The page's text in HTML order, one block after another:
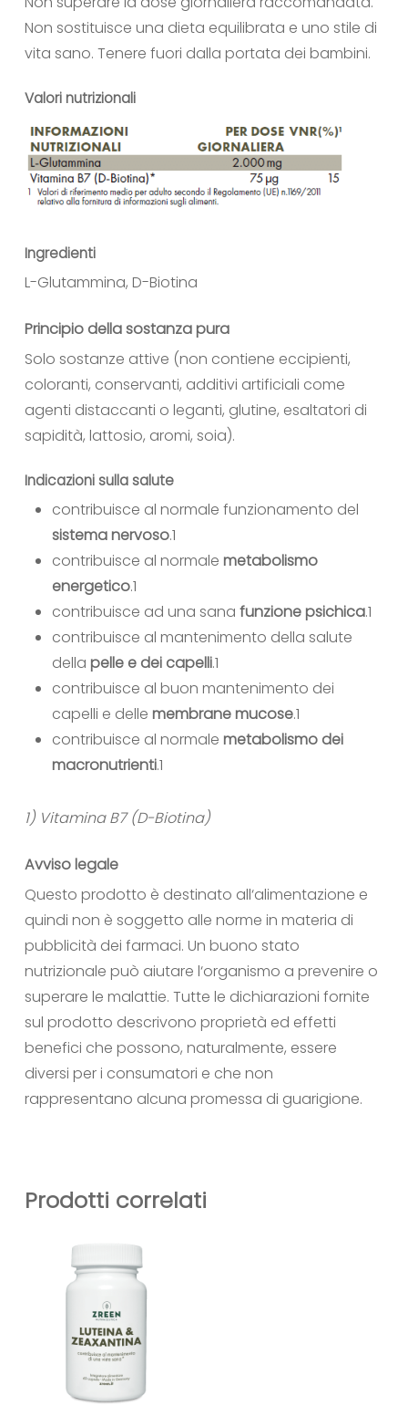
Non sostituisce una dieta equilibrata e uno stile di
vita sano. Tenere fuori dalla portata dei bambini.
Valori nutrizionali
Ingredienti
L-Glutammina, D-Biotina
Principio della sostanza pura
Solo sostanze attive (non contiene eccipienti,
coloranti, conservanti, additivi artificiali come
agenti distaccanti o leganti, glutine, esaltatori di
sapidità, lattosio, aromi, soia).
Indicazioni sulla salute
contribuisce al normale funzionamento del
sistema nervoso.1
contribuisce al normale metabolismo
energetico.1
contribuisce ad una sana funzione psichica.1
contribuisce al mantenimento della salute
della pelle e dei capelli.1
contribuisce al buon mantenimento dei
capelli e delle membrane mucose.1
contribuisce al normale metabolismo dei
macronutrienti.1
1) Vitamina B7 (D-Biotina)
Avviso legale
Questo prodotto è destinato all‘alimentazione e
quindi non è soggetto alle norme in materia di
pubblicità dei farmaci. Un buono stato
nutrizionale può aiutare l‘organismo a prevenire o
superare le malattie. Tutte le dichiarazioni fornite
sul prodotto descrivono proprietà ed effetti
benefici che possono, naturalmente, essere
diversi per i consumatori e che non
rappresentano alcuna promessa di guarigione.
Prodotti correlati